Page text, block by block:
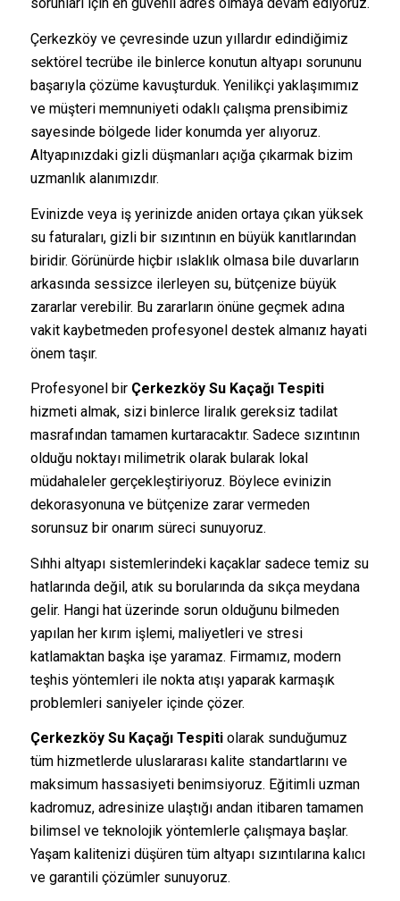
sorunları için en güvenli adres olmaya devam ediyoruz.
Çerkezköy ve çevresinde uzun yıllardır edindiğimiz
sektörel tecrübe ile binlerce konutun altyapı sorununu
başarıyla çözüme kavuşturduk. Yenilikçi yaklaşımımız
ve müşteri memnuniyeti odaklı çalışma prensibimiz
sayesinde bölgede lider konumda yer alıyoruz.
Altyapınızdaki gizli düşmanları açığa çıkarmak bizim
uzmanlık alanımızdır.
Evinizde veya iş yerinizde aniden ortaya çıkan yüksek
su faturaları, gizli bir sızıntının en büyük kanıtlarından
biridir. Görünürde hiçbir ıslaklık olmasa bile duvarların
arkasında sessizce ilerleyen su, bütçenize büyük
zararlar verebilir. Bu zararların önüne geçmek adına
vakit kaybetmeden profesyonel destek almanız hayati
önem taşır.
Profesyonel bir Çerkezköy Su Kaçağı Tespiti
hizmeti almak, sizi binlerce liralık gereksiz tadilat
masrafından tamamen kurtaracaktır. Sadece sızıntının
olduğu noktayı milimetrik olarak bularak lokal
müdahaleler gerçekleştiriyoruz. Böylece evinizin
dekorasyonuna ve bütçenize zarar vermeden
sorunsuz bir onarım süreci sunuyoruz.
Sıhhi altyapı sistemlerindeki kaçaklar sadece temiz su
hatlarında değil, atık su borularında da sıkça meydana
gelir. Hangi hat üzerinde sorun olduğunu bilmeden
yapılan her kırım işlemi, maliyetleri ve stresi
katlamaktan başka işe yaramaz. Firmamız, modern
teşhis yöntemleri ile nokta atışı yaparak karmaşık
problemleri saniyeler içinde çözer.
Çerkezköy Su Kaçağı Tespitiolarak sunduğumuz
tüm hizmetlerde uluslararası kalite standartlarını ve
maksimum hassasiyeti benimsiyoruz. Eğitimli uzman
kadromuz, adresinize ulaştığı andan itibaren tamamen
bilimsel ve teknolojik yöntemlerle çalışmaya başlar.
Yaşam kalitenizi düşüren tüm altyapı sızıntılarına kalıcı
ve garantili çözümler sunuyoruz.